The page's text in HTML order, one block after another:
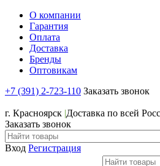
О компании
Гарантия
Оплата
Доставка
Бренды
Оптовикам
+7 (391) 2-723-110 Заказать звонок
г. Красноярск |Доставка по всей
Заказать звонок
Вход Регистрация